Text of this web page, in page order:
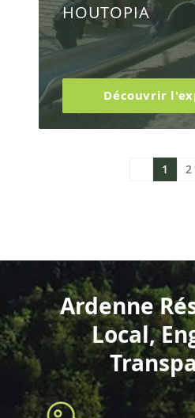
HOUTOPIA
Découvrir
1 2
Ardenne
Local,